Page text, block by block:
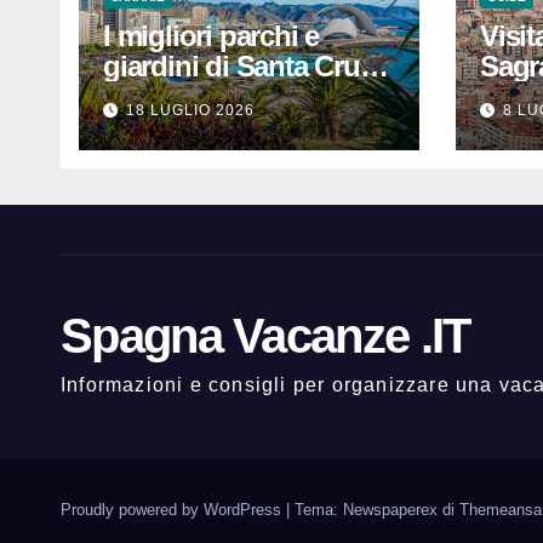
I migliori parchi e
giardini di Santa Cruz
de Tenerife: dove
rilassarsi
18 LUGLIO 2026
che
8
Spagna Vacanze .IT
Informazioni e consigli per organizzare una
Proudly powered by WordPress Tema: Newspaperex di